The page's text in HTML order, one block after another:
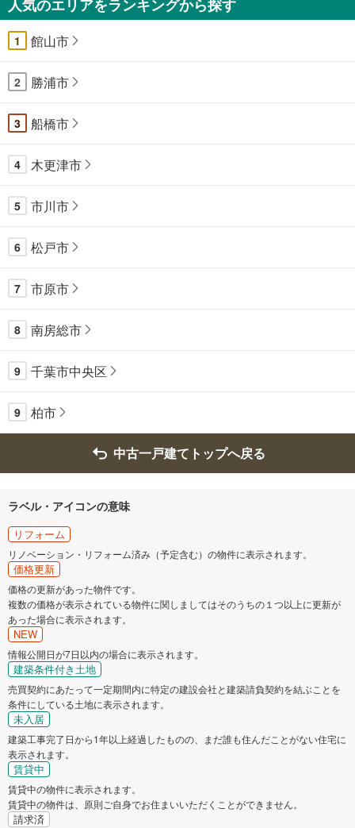
人気のエリアをランキングから探す
1 館山市
2 勝浦市
3 船橋市
4 木更津市
5 市川市
6 松戸市
7 市原市
8 南房総市
9 千葉市中央区
9 柏市
中古一戸建てトップへ戻る
ラベル・アイコンの意味
リフォーム
リノベーション・リフォーム済み（予定含む）の物件に表示されます。
価格更新
価格の更新があった物件です。
複数の価格が表示されている物件に関しましてはそのうちの１つ以上に更新が
あった場合に表示されます。
NEW
情報公開日が7日以内の場合に表示されます。
建築条件付き土地
売買契約にあたって一定期間内に特定の建設会社と建築請負契約を結ぶことを
条件にしている土地に表示されます。
未入居
建築工事完了日から1年以上経過したものの、まだ誰も住んだことがない住宅に
表示されます。
賃貸中
賃貸中の物件に表示されます。
賃貸中の物件は、原則ご自身でお住まいいただくことができません。
請求済